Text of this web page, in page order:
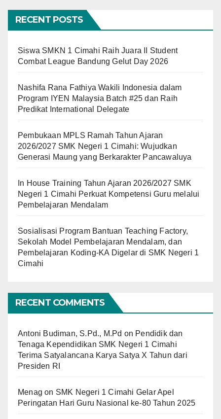
RECENT POSTS
Siswa SMKN 1 Cimahi Raih Juara II Student
Combat League Bandung Gelut Day 2026
Nashifa Rana Fathiya Wakili Indonesia dalam
Program IYEN Malaysia Batch #25 dan Raih
Predikat International Delegate
Pembukaan MPLS Ramah Tahun Ajaran
2026/2027 SMK Negeri 1 Cimahi: Wujudkan
Generasi Maung yang Berkarakter Pancawaluya
In House Training Tahun Ajaran 2026/2027 SMK
Negeri 1 Cimahi Perkuat Kompetensi Guru melalui
Pembelajaran Mendalam
Sosialisasi Program Bantuan Teaching Factory,
Sekolah Model Pembelajaran Mendalam, dan
Pembelajaran Koding-KA Digelar di SMK Negeri 1
Cimahi
RECENT COMMENTS
Antoni Budiman, S.Pd., M.Pd on Pendidik dan
Tenaga Kependidikan SMK Negeri 1 Cimahi
Terima Satyalancana Karya Satya X Tahun dari
Presiden RI
Menag on SMK Negeri 1 Cimahi Gelar Apel
Peringatan Hari Guru Nasional ke-80 Tahun 2025